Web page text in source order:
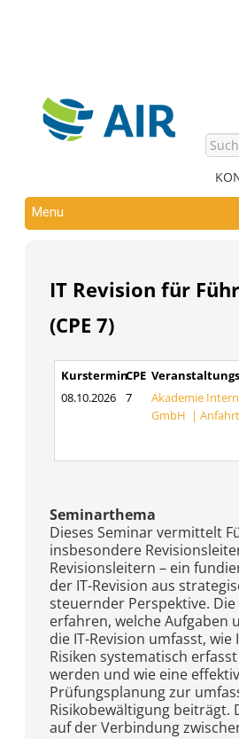
Menu
IT Revision für
(CPE 7)
KursterminCPE
08.10.2026
7
Akademie
GmbH |Anfahrt
Seminarthema
Dieses Seminar vermittelt
insbesondere
Revisionsleitern – ein
der IT-Revision aus
steuernder Perspektive.
erfahren, welche Aufgaben
die IT-Revision umfasst, wie
Risiken systematisch
werden und wie eine
Prüfungsplanung zur
Risikobewältigung beiträgt.
auf der Verbindung